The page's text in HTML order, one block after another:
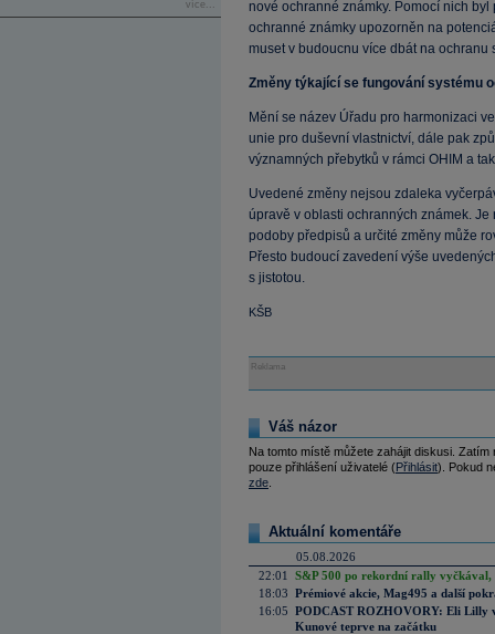
více...
nové ochranné známky. Pomocí nich
ochranné známky upozorněn na
muset v budoucnu více dbát na ochranu
Změny týkající se fungování systému
Mění se název Úřadu pro harmonizaci
unie pro duševní vlastnictví, dále pak
významných přebytků v rámci OHIM a
Uvedené změny nejsou zdaleka
úpravě v oblasti ochranných známek.
podoby předpisů a určité změny může
Přesto budoucí zavedení výše
s jistotou.
KŠB
Reklama
Váš názor
Na tomto místě můžete zahájit diskusi.
pouze přihlášení uživatelé (Přihlásit). Pokud
zde
Aktuální komentáře
05.08.2026
22:01
S&P 500 po rekordní rally vyčkával,
18:03 Prémiové akcie, Mag495 a další
16:05 PODCAST ROZHOVORY: Eli Lilly
Kunové teprve na začátku